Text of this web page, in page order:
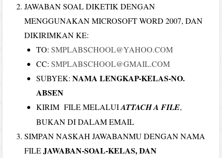
JAWABAN SOAL DIKETIK DENGAN
MENGGUNAKAN MICROSOFT WORD 2007, DAN
DIKIRIMKAN KE:
TO:SMPLABSCHOOL@YAHOO.COM
CC:SMPLABSCHOOL@GMAIL.COM
SUBYEK:NAMA LENGKAP-KELAS-NO.
ABSEN
KIRIM FILE MELALUIATTACH A FILE,
BUKAN DI DALAM EMAIL
SIMPAN NASKAH JAWABANMU DENGAN NAMA
FILEJAWABAN-SOAL-KELAS, DAN